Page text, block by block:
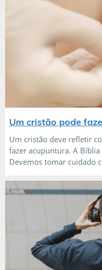
Um cristão pode
Um cristão deve refletir
fazer acupuntura. A
Devemos tomar cuidado